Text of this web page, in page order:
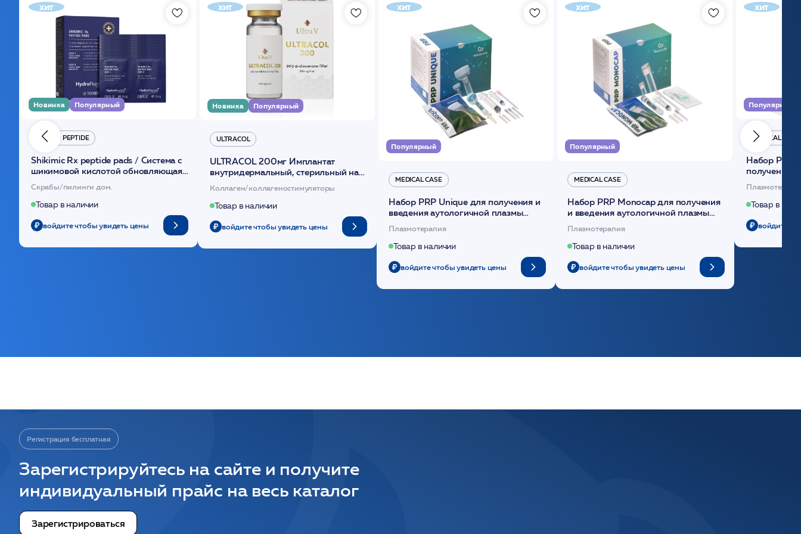
хит
Новинка Популярный
HYDRO PEPTIDE
Shikimic Rx peptide pads / Cистема с
шикимовой кислотой обновляющая
(30шт) /HP
Скрабы/пилинги дом.
Товар в наличии
войдите чтобы увидеть цены
хит
Новинка Популярный
ULTRACOL
ULTRACOL 200мг Имплантат
внутридермальный, стерильный на
основе полидиоксанона /ULTRACOL
Коллаген/коллагеностимуляторы
Товар в наличии
войдите чтобы увидеть цены
хит
Популярный
MEDICAL CASE
Набор PRP Unique для получения и
введения аутологичной плазмы
(саше 1шт)/Medical Case
Плазмотерапия
Товар в наличии
войдите чтобы увидеть цены
хит
Популярный
MEDICAL CASE
Набор PRP Monocap для получения
и введения аутологичной плазмы
(саше 1шт)/Medical Case
Плазмотерапия
Товар в наличии
войдите чтобы увидеть цены
хит
Популярный
MEDICAL CASE
Набор Plasmoactive Стандарт для
получения
плазмы
Товар в
войдите
Регистрация бесплатная
Зарегистрируйтесь на сайте и получите
индивидуальный прайс на весь каталог
Зарегистрироваться